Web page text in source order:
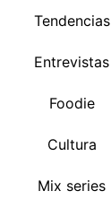
Tendencias
Entrevistas
Foodie
Cultura
Mix series